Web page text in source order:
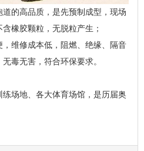
的高品质，是先预制成型，现场
橡胶颗粒，无脱粒产生；
维修成本低，阻燃、绝缘、隔音
毒无害，符合环保要求。
场地、各大体育场馆，是历届奥